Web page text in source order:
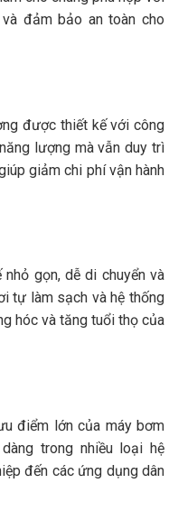
đảm bảo an toàn cho
được thiết kế với công
lượng mà vẫn duy trì
giảm chi phí vận hành
gọn, dễ di chuyển và
tự làm sạch và hệ thống
hóc và tăng tuổi thọ của
điểm lớn của máy bơm
trong nhiều loại hệ
đến các ứng dụng dân